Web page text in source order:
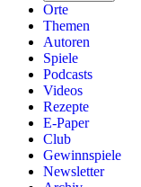
Orte
Themen
Autoren
Spiele
Podcasts
Videos
Rezepte
E-Paper
Club
Gewinnspiele
Newsletter